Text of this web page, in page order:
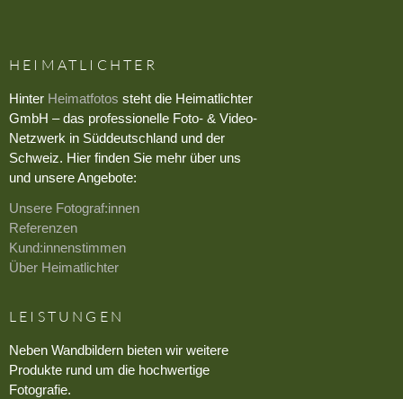
HEIMATLICHTER
Hinter Heimatfotos steht die Heimatlichter
GmbH – das professionelle Foto- & Video-
Netzwerk in Süddeutschland und der
Schweiz. Hier finden Sie mehr über uns
und unsere Angebote:
Unsere Fotograf:innen
Referenzen
Kund:innenstimmen
Über Heimatlichter
LEISTUNGEN
Neben Wandbildern bieten wir weitere
Produkte rund um die hochwertige
Fotografie.